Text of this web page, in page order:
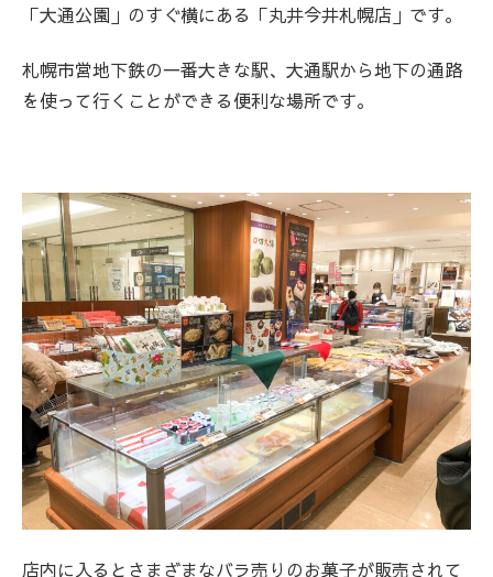
「大通公園」のすぐ横にある「丸井今井札幌店」です。
札幌市営地下鉄の一番大きな駅、大通駅から地下の通路
を使って行くことができる便利な場所です。
店内に入るとさまざまなバラ売りのお菓子が販売されて